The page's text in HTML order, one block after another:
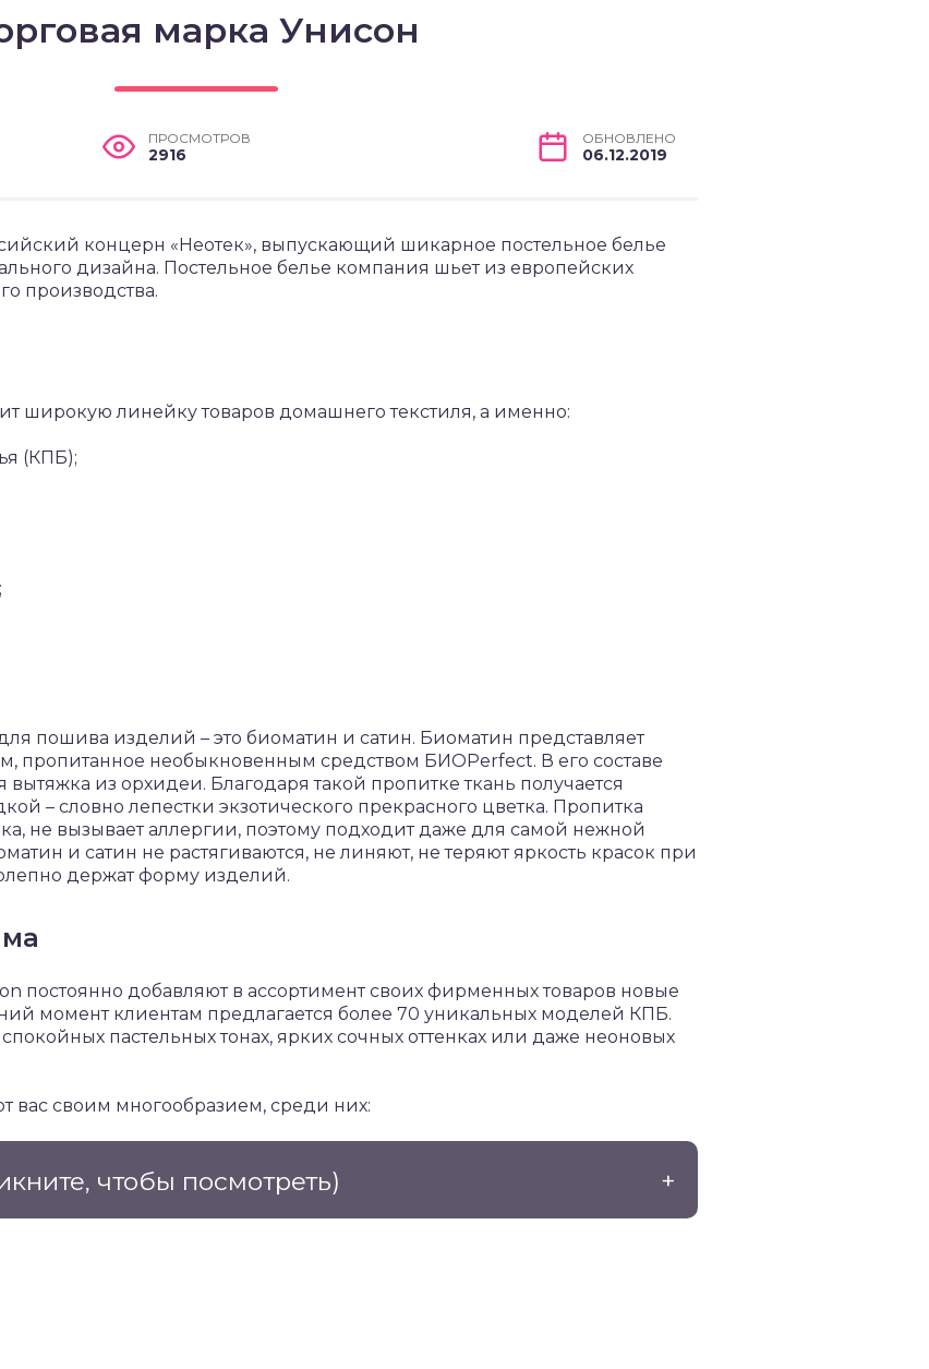
марка Унисон
ПРОСМОТРОВ
2916
ОБНОВЛЕНО
06.12.2019
концерн «Неотек», выпускающий шикарное постельное белье
дизайна. Постельное белье компания шьет из европейских
производства.
широкую линейку товаров домашнего текстиля, а именно:
(КПБ);
пошива изделий – это биоматин и сатин. Биоматин представляет
пропитанное необыкновенным средством БИОPerfect. В его составе
из орхидеи. Благодаря такой пропитке ткань получается
– словно лепестки экзотического прекрасного цветка. Пропитка
не вызывает аллергии, поэтому подходит даже для самой нежной
и сатин не растягиваются, не линяют, не теряют яркость красок при
держат форму изделий.
постоянно добавляют в ассортимент своих фирменных товаров новые
момент клиентам предлагается более 70 уникальных моделей КПБ.
пастельных тонах, ярких сочных оттенках или даже неоновых
вас своим многообразием, среди них:
чтобы посмотреть)